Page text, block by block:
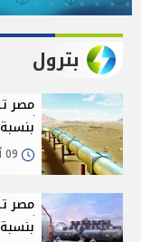
بترول
مصر
بنسبة 12.5%
مصر
بنسبة 12.5%